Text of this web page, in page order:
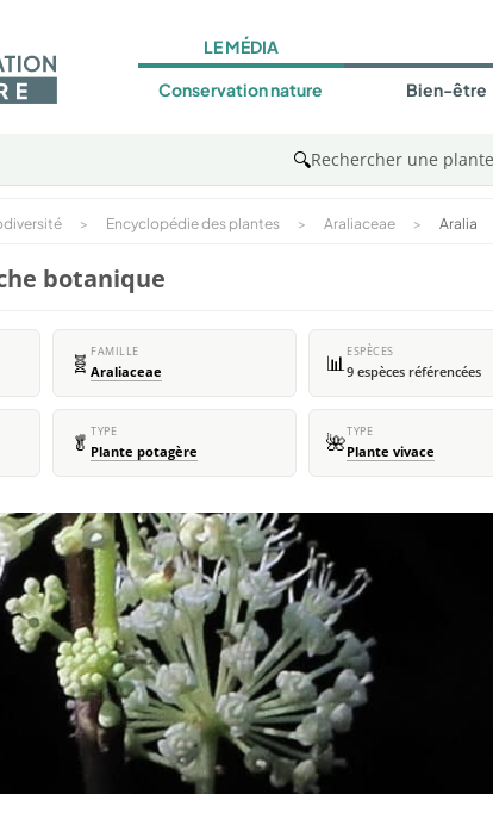
LE MÉDIA
Conservation nature Bien-être
🔍Rechercher une
> Encyclopédie des plantes > Araliaceae > Aralia
botanique
🧬 FAMILLE
Araliaceae 📊 ESPÈCES
9 espèces référencées
🥬 TYPE
Plante potagère 🌺TYPE
Plante vivace